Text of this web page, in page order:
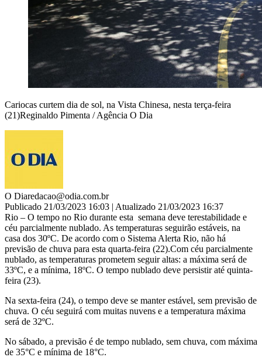
Cariocas curtem dia de sol, na Vista Chinesa, nesta terça-feira
(21)Reginaldo Pimenta / Agência O Dia
O Diaredacao@odia.com.br
Publicado 21/03/2023 16:03 | Atualizado 21/03/2023 16:37
Rio – O tempo no Rio durante esta semana deve terestabilidade e
céu parcialmente nublado. As temperaturas seguirão estáveis, na
casa dos 30ºC. De acordo com o Sistema Alerta Rio, não há
previsão de chuva para esta quarta-feira (22).Com céu parcialmente
nublado, as temperaturas prometem seguir altas: a máxima será de
33ºC, e a mínima, 18ºC. O tempo nublado deve persistir até quinta-
feira (23).
Na sexta-feira (24), o tempo deve se manter estável, sem previsão de
chuva. O céu seguirá com muitas nuvens e a temperatura máxima
será de 32ºC.
No sábado, a previsão é de tempo nublado, sem chuva, com máxima
de 35°C e mínima de 18°C.